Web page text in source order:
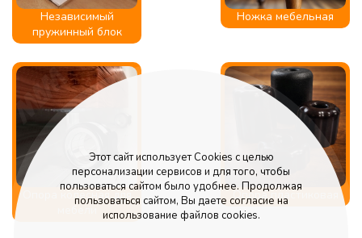
Этот сайт использует Cookies с целью
персонализации сервисов и для того, чтобы
пользоваться сайтом было удобнее. Продолжая
пользоваться сайтом, Вы даете согласие на
использование файлов cookies.
Независимый
пружинный блок
Ножка мебельная
Опора колесная для
Опора пластиковая